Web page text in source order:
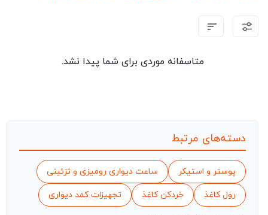
متاسفانه موردی برای شما پیدا نشد.
دسته‌های مرتبط
پوستر و استیکر ساعت دیواری رومیزی و تزئینی
رول کاغذ خردکن کاغذ تجهیزات کمد دیواری